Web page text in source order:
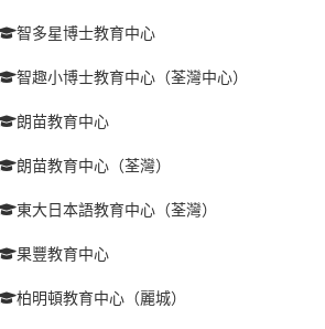
智多星博士教育中心
智趣小博士教育中心（荃灣中心）
朗苗教育中心
朗苗教育中心（荃灣）
東大日本語教育中心（荃灣）
果豐教育中心
柏明頓教育中心（麗城）